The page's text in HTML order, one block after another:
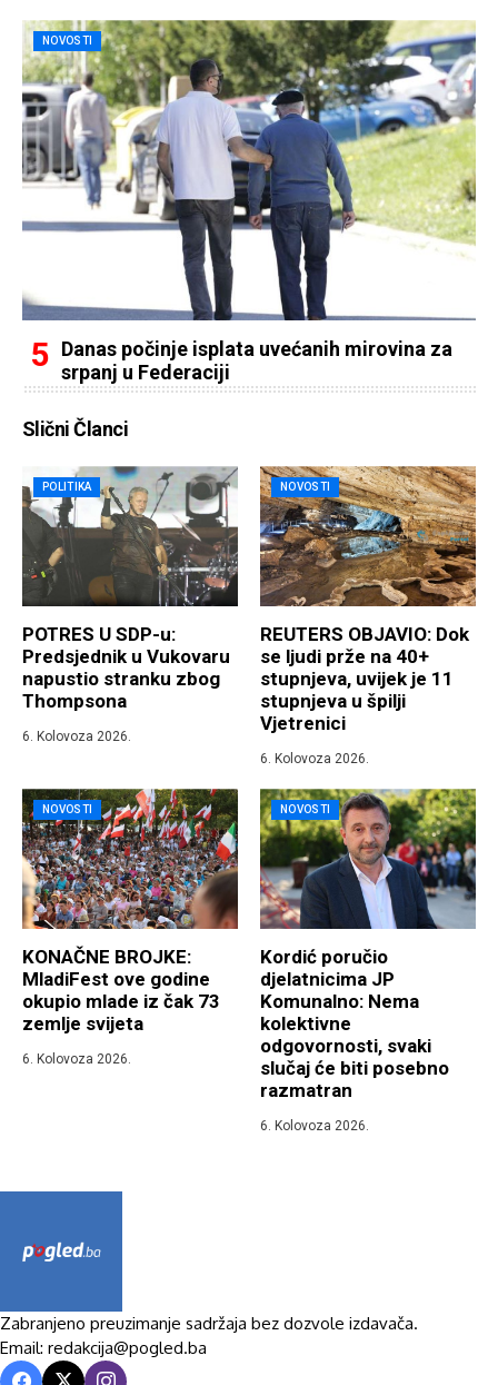
NOVOSTI
Danas počinje isplata uvećanih mirovina za
srpanj u Federaciji
Slični Članci
POLITIKA
POTRES U SDP-u:
Predsjednik u Vukovaru
napustio stranku zbog
Thompsona
6. Kolovoza 2026.
NOVOSTI
REUTERS OBJAVIO: Dok
se ljudi prže na 40+
stupnjeva, uvijek je 11
stupnjeva u špilji
Vjetrenici
6. Kolovoza 2026.
NOVOSTI
KONAČNE BROJKE:
MladiFest ove godine
okupio mlade iz čak 73
zemlje svijeta
6. Kolovoza 2026.
NOVOSTI
Kordić poručio
djelatnicima JP
Komunalno: Nema
kolektivne
odgovornosti, svaki
slučaj će biti posebno
razmatran
6. Kolovoza 2026.
Zabranjeno preuzimanje sadržaja bez dozvole izdavača.
Email: redakcija@pogled.ba